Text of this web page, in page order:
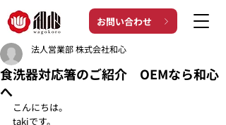
お問い合わせ
食洗器対応箸のご紹介 OEMなら和心
へ
法人営業部 株式会社和心
こんにちは。
takiです。